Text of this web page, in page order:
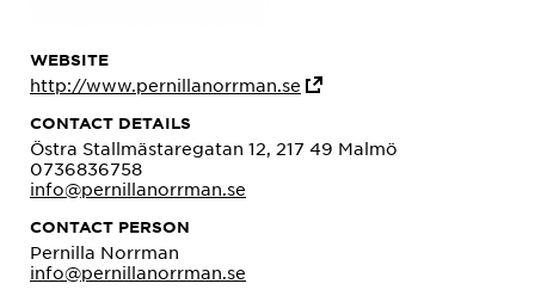
WEBSITE
http://www.pernillanorrman.se
CONTACT DETAILS
Östra Stallmästaregatan 12, 217 49 Malmö
0736836758
info@pernillanorrman.se
CONTACT PERSON
Pernilla Norrman
info@pernillanorrman.se